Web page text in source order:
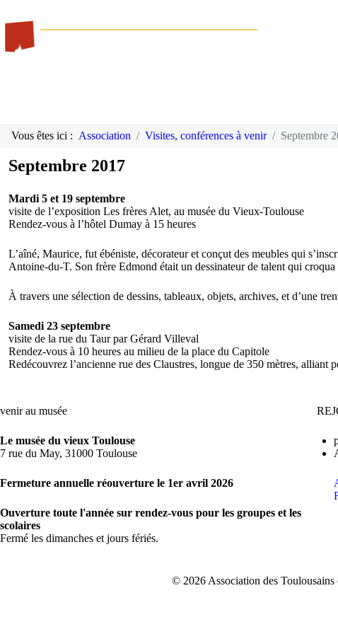
Vous êtes ici : Association Visites, conférences à venir Septembre
Septembre 2017
Mardi 5 et 19 septembre
visite de l’exposition Les frères Alet, au musée du Vieux-Toulouse
Rendez-vous à l’hôtel Dumay à 15 heures
L’aîné, Maurice, fut ébéniste, décorateur et conçut des meubles qui
Antoine-du-T. Son frère Edmond était un dessinateur de talent qui
À travers une sélection de dessins, tableaux, objets, archives, et d’une
Samedi 23 septembre
visite de la rue du Taur par Gérard Villeval
Rendez-vous à 10 heures au milieu de la place du Capitole
Redécouvrez l’ancienne rue des Claustres, longue de 350 mètres, alliant
venir au musée
Le musée du vieux Toulouse
7 rue du May, 31000 Toulouse
Fermeture annuelle réouverture le 1er avril 2026
Ouverture toute l'année sur rendez-vous pour les groupes et les
scolaires
Fermé les dimanches et jours fériés.
© 2026 Association des